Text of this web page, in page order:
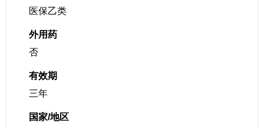
医保乙类
外用药
否
有效期
三年
国家/地区